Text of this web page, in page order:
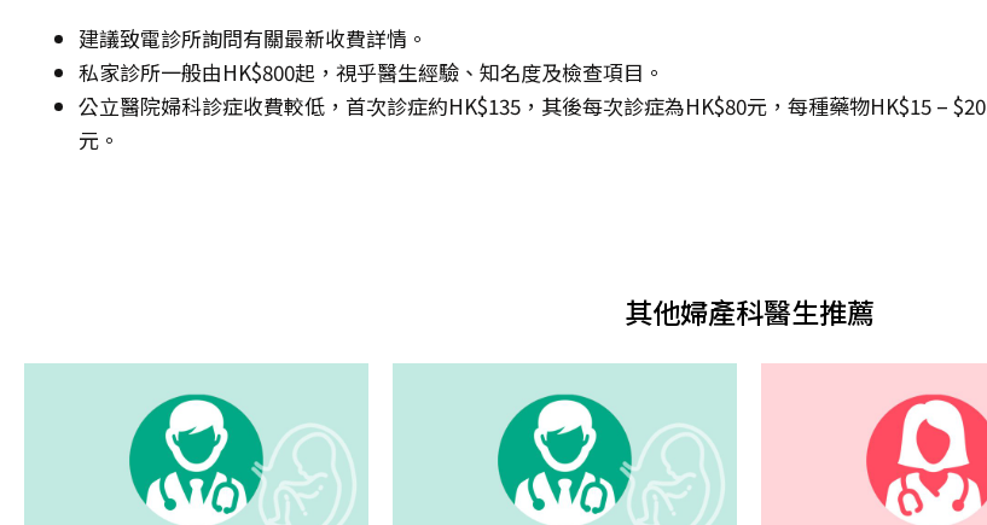
建議致電診所詢問有關最新收費詳情。
私家診所一般由HK$800起，視乎醫生經驗、知名度及檢查項目。
公立醫院婦科診症收費較低，首次診症約HK$135，其後每次診症為HK$80元，每種藥物HK$15 – $20
元。
其他婦產科醫生推薦